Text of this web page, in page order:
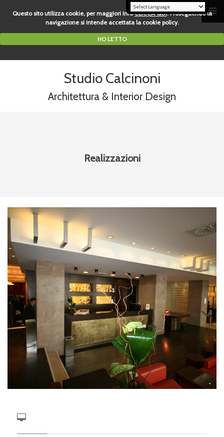
Questo sito utilizza cookie, per maggiori infoCLICCA QUI. Proseguendo la
navigazione si intende accettata la cookie policy.
HO LETTO
Studio Calcinoni
Architettura & Interior Design
Realizzazioni